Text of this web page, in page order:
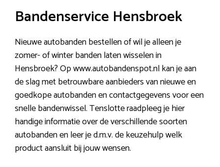
Bandenservice Hensbroek
Nieuwe autobanden bestellen of wil je alleen je
zomer- of winter banden laten wisselen in
Hensbroek? Op www.autobandenspot.nl kan je aan
de slag met betrouwbare aanbieders van nieuwe en
goedkope autobanden en contactgegevens voor een
snelle bandenwissel. Tenslotte raadpleeg je hier
handige informatie over de verschillende soorten
autobanden en leer je d.m.v. de keuzehulp welk
product aansluit bij jouw wensen.